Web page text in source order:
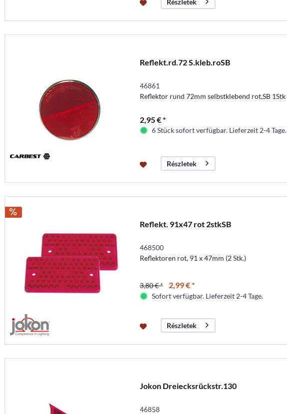
Reflekt.rd.72 S.kleb.roSB
46861
Reflektor rund 72mm selbstklebend rot,SB 1Stk
2,95 € *
6 Stück sofort verfügbar. Lieferzeit 2-4 Tage.
Részletek
Reflekt. 91x47 rot 2stkSB
468500
Reflektoren rot, 91 x 47mm (2 Stk.)
3,80 € * 2,99 € *
Sofort verfügbar. Lieferzeit 2-4 Tage.
Részletek
Jokon Dreiecksrückstr.130
46858